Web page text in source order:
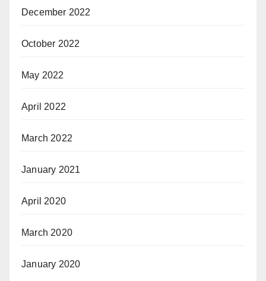
December 2022
October 2022
May 2022
April 2022
March 2022
January 2021
April 2020
March 2020
January 2020